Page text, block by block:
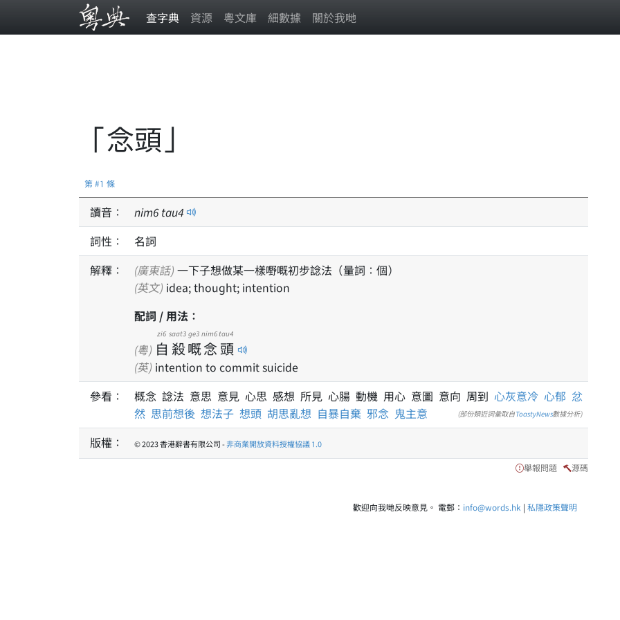
查字典 資源 粵文庫 細數據 關於我哋
「念頭」
第 #1 條
讀音： nim6tau4
詞性：
名詞
解釋：
(廣東話) 一下子想做某一樣嘢嘅初步諗法（量詞：個）
(英文) idea; thought; intention
配詞 / 用法：
(粵) 自
zi6
殺
saat3
嘅
ge3
念
nim6
頭
tau4
(英) intention to commit suicide
參看：
概念 諗法 意思 意見 心思 感想 所見 心腸 動機 用心 意圖 意向 周到 心灰意冷 心郁 忿
然 思前想後 想法子 想頭 胡思亂想 自暴自棄 邪念 鬼主意 (部份類近詞彙取自ToastyNews數據分析)
版權： © 2023 香港辭書有限公司 -非商業開放資料授權協議 1.0
舉報問題 源碼
歡迎向我哋反映意見。 電郵： info@words.hk | 私隱政策聲明